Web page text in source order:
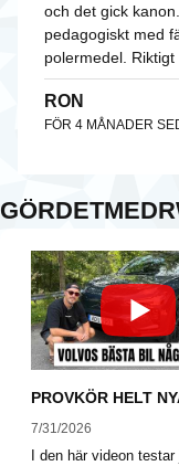
och det gick
pedagogiskt med
polermedel. Riktigt
RON
FÖR 4 MÅNADER
Suverän på volvo
THORD
FÖR 7 MÅNADER
Toppen ,
TOMAS
FÖR 10 MÅNADER
Mycket bra o
7/31/2026
I den här videon